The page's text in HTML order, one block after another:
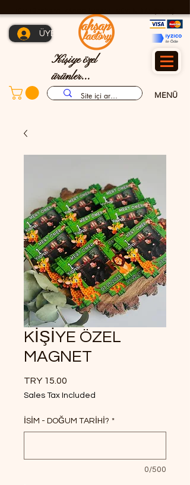
Kişiye özel
ürünler...
MENÜ
ÜYE OL
KİŞİYE ÖZEL
MAGNET
TRY 15.00
Sales Tax Included
İSİM - DOĞUM TARİHİ? *
0/500